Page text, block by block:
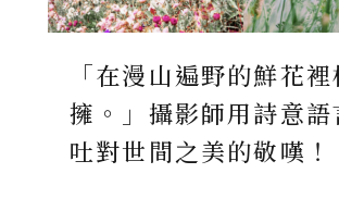
「在漫山遍野的鮮花裡
擁。」攝影師用詩意語
吐對世間之美的敬嘆！